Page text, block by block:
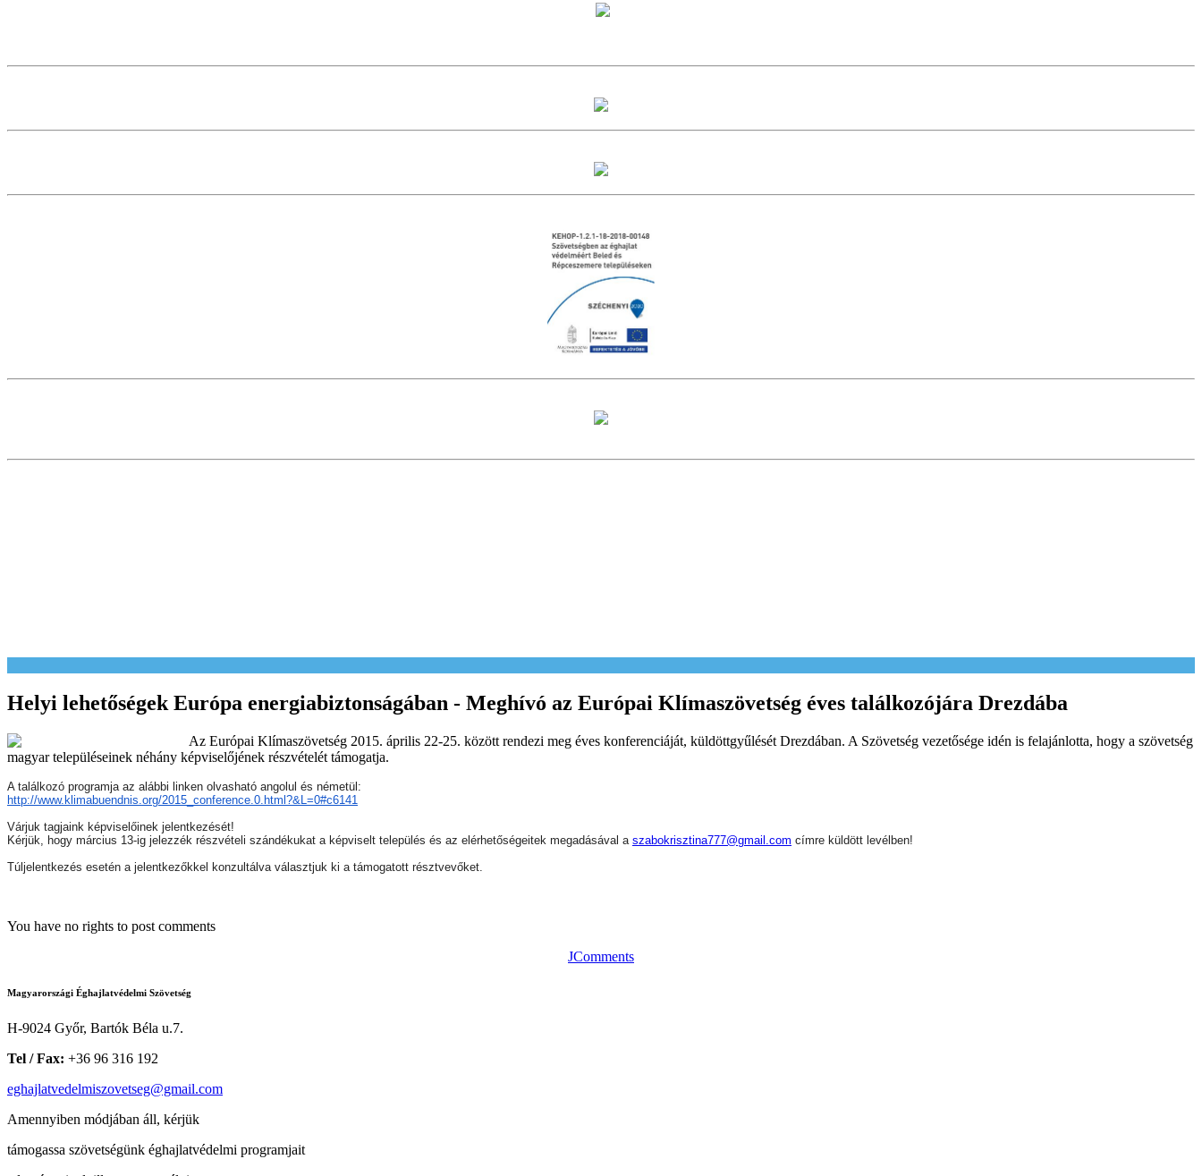
Helyi lehetőségek Európa energiabiztonságában - Meghívó az Európai Klímaszövetség éves találkozójára Drezdába
Az Európai Klímaszövetség 2015. április 22-25. között rendezi meg éves konferenciáját, küldöttgyűlését Drezdában. A Szövetség vezetősége idén is felajánlotta, hogy a szövetség
magyar településeinek néhány képviselőjének részvételét támogatja.
A találkozó programja az alábbi linken olvasható angolul és németül:
http://www.klimabuendnis.org/2015_conference.0.html?&L=0#c6141
Várjuk tagjaink képviselőinek jelentkezését!
Kérjük, hogy március 13-ig jelezzék részvételi szándékukat a képviselt település és az elérhetőségeitek megadásával a szabokrisztina777@gmail.com címre küldött levélben!
Túljelentkezés esetén a jelentkezőkkel konzultálva választjuk ki a támogatott résztvevőket.
You have no rights to post comments
JComments
Magyarországi Éghajlatvédelmi Szövetség
H-9024 Győr, Bartók Béla u.7.
Tel / Fax: +36 96 316 192
eghajlatvedelmiszovetseg@gmail.com
Amennyiben módjában áll, kérjük
támogassa szövetségünk éghajlatvédelmi programjait